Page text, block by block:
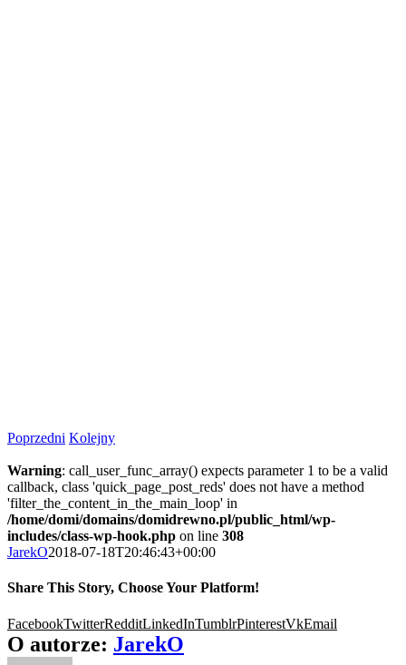
Poprzedni Kolejny
Warning: call_user_func_array() expects parameter 1 to be a valid
callback, class 'quick_page_post_reds' does not have a method
'filter_the_content_in_the_main_loop' in
/home/domi/domains/domidrewno.pl/public_html/wp-
includes/class-wp-hook.php on line 308
JarekO2018-07-18T20:46:43+00:00
Share This Story, Choose Your Platform!
FacebookTwitterRedditLinkedInTumblrPinterestVkEmail
O autorze: JarekO